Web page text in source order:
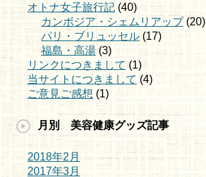
オトナ女子旅行記 (40)
カンボジア・シェムリアップ(20)
パリ・ブリュッセル (17)
福島・高湯(3)
リンクにつきまして(1)
当サイトにつきまして (4)
ご意見ご感想 (1)
月別 美容健康グッズ記事
2018年2月
2017年3月